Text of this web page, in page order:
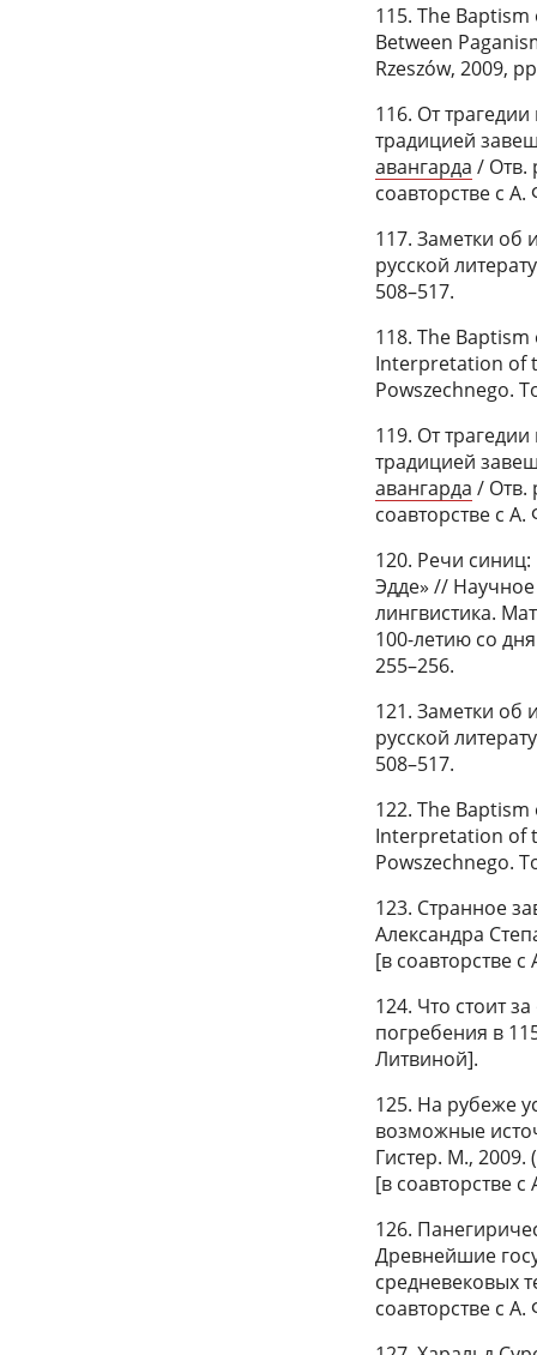
115. The
Between
Rzeszów, 2009,
116. От
традицией
авангарда / Отв.
соавторстве с
117. Заметки об
русской
508–517.
118. The
Interpretation of
Powszechnego.
119. От
традицией
авангарда / Отв.
соавторстве с
120. Речи
Эдде» //
лингвистика.
100-летию со
255–256.
121. Заметки об
русской
508–517.
122. The
Interpretation of
Powszechnego.
123. Странное
Александра
[в соавторстве
124. Что стоит
погребения в
Литвиной].
125. На рубеже
возможные
Гистер. М.,
[в соавторстве
126.
Древнейшие
средневековых
соавторстве с